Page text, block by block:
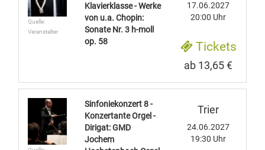
Quelle:
Veranstalter
Klavierklasse - Werke
von u.a. Chopin:
Sonate Nr. 3 h-moll
op. 58
17.06.2027
20:00 Uhr
Tickets
ab 13,65 €
Sinfoniekonzert 8 -
Konzertante Orgel -
Dirigat: GMD
Jochem
Trier
24.06.2027
19:30 Uhr